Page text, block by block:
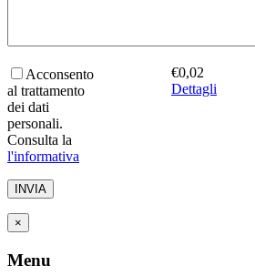
€0,02
Dettagli
Acconsento
al trattamento
dei dati
personali.
Consulta la
l'informativa
×
Menu